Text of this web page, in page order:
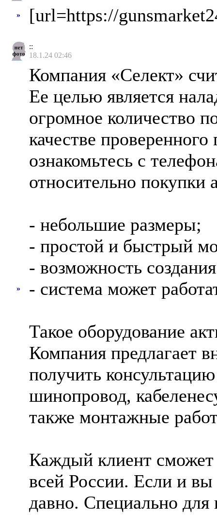
» [url=https://
::
18.1.24 02:46
»
Компания «Селект»
Ее целью является
огромное количество
качестве
ознакомьтесь с
относительно
- небольшие размеры;
- простой и быстрый
- возможность
- система может
Такое оборудование
Компания предлагает
получить
шинопровод,
также монтажные
Каждый клиент сможет
всей России. Если и вы
давно. Специально